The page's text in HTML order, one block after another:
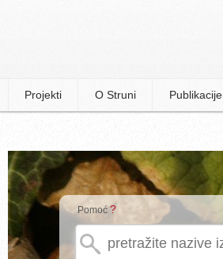
Projekti O Struni Publikacije
Pomoć ?